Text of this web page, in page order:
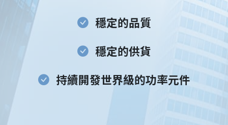
穩定的品質
穩定的供貨
持續開發世界級的功率元件